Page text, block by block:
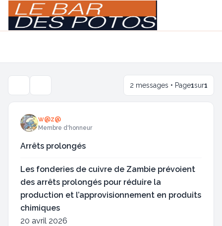
2 messages • Page1sur1
w@z@
Membre d'honneur
Arrêts prolongés
Les fonderies de cuivre de Zambie prévoient
des arrêts prolongés pour réduire la
production et l’approvisionnement en produits
chimiques
20 avril 2026